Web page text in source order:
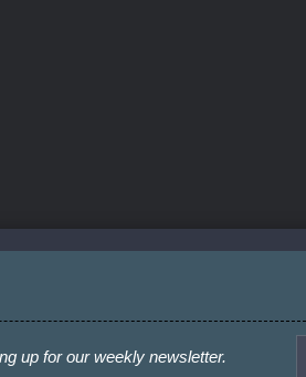
up for our weekly newsletter.